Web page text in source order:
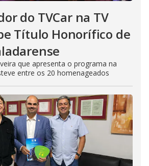
do TVCar na TV
Título Honorífico de
que apresenta o programa na
entre os 20 homenageados